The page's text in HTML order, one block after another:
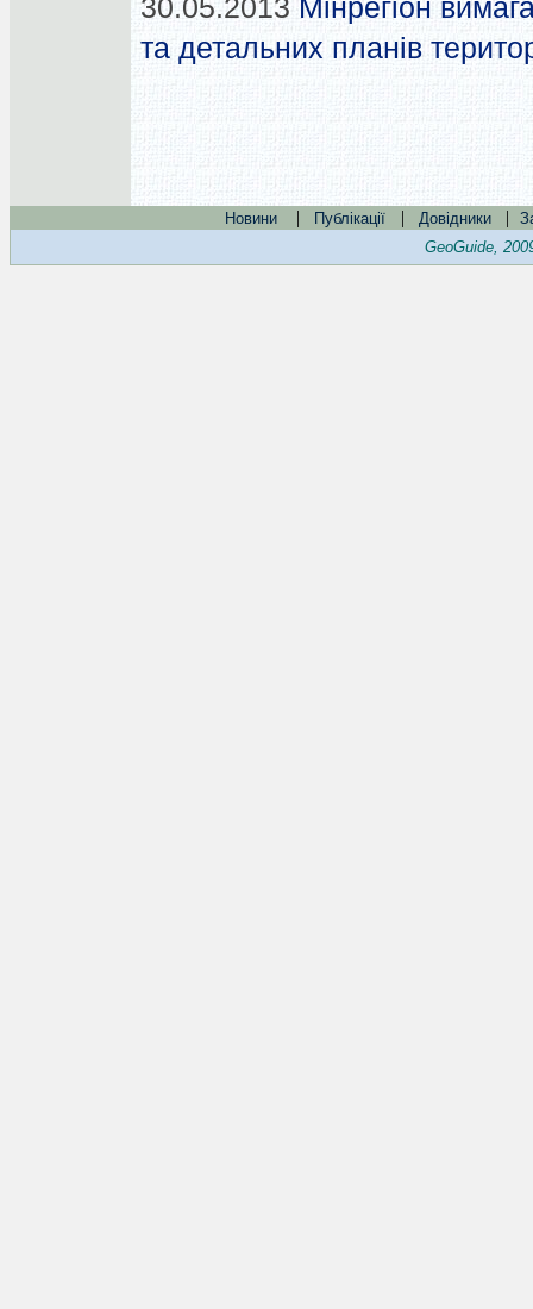
30.05.2013 Мінрегіон
та детальних планів
Новини | Публікації | Довідники |
GeoGuide,